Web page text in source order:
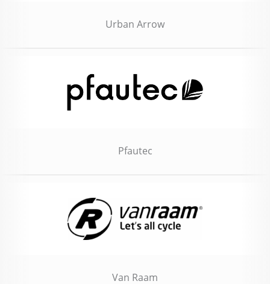
Urban Arrow
Pfautec
Van Raam